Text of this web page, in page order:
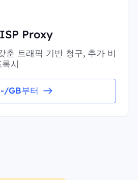
Proxy
춘 트래픽 기반 청구, 추가 비
시
GB부터